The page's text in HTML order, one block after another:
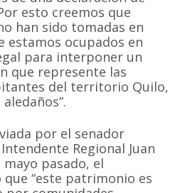
esto creemos que
han sido tomadas en
estamos ocupados en
para interponer un
que represente las
del territorio Quilo,
por el senador
Regional Juan
pasado, el
“este patrimonio es